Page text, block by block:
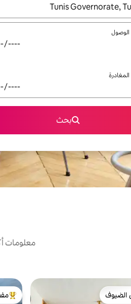
النتائج، انتقل باستخدام السهمين
بحث
معلومات
المفضّلة لدى الضيوف
الضيوف
من